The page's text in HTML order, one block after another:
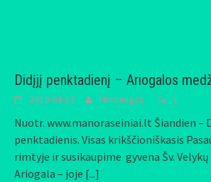
Didįjį penktadienį – Ariogalos
2019-04-19 Mindaugas 1
Nuotr. www.manoraseiniai.lt Šiandien –
penktadienis. Visas krikščioniškasis
rimtyje ir susikaupime gyvena Šv.
Ariogala – joje [...]